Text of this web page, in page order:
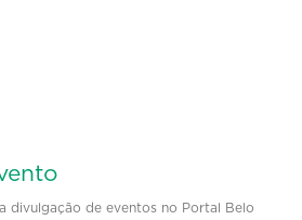
divulgação de eventos no Portal Belo